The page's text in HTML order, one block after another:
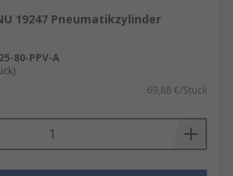
19247 Pneumatikzylinder
80-PPV-A
69,88 €/Stück